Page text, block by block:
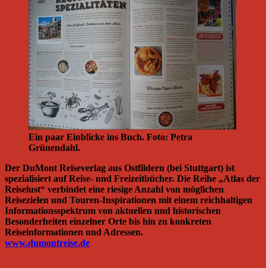
Ein paar Einblicke ins Buch. Foto: Petra
Grünendahl.
Der DuMont Reiseverlag aus Ostfildern (bei Stuttgart) ist
spezialisiert auf Reise- und Freizeitbücher. Die Reihe „Atlas der
Reiselust“ verbindet eine riesige Anzahl von möglichen
Reisezielen und Touren-Inspirationen mit einem reichhaltigen
Informationsspektrum von aktuellen und historischen
Besonderheiten einzelner Orte bis hin zu konkreten
Reiseinformationen und Adressen.
www.dumontreise.de